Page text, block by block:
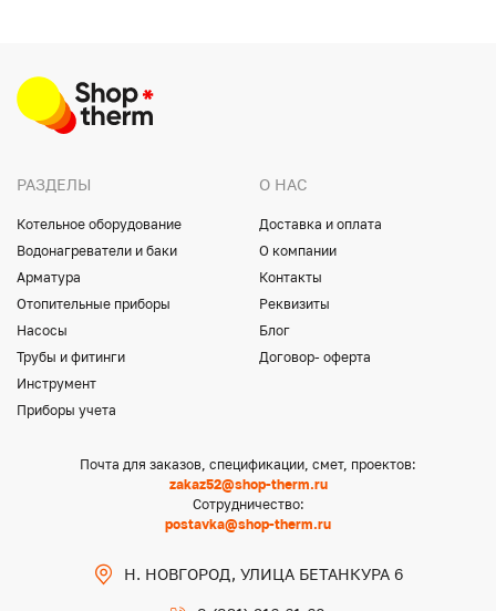
РАЗДЕЛЫ
Котельное оборудование
Водонагреватели и баки
Арматура
Отопительные приборы
Насосы
Трубы и фитинги
Инструмент
Приборы учета
О НАС
Доставка и оплата
О компании
Контакты
Реквизиты
Блог
Договор- оферта
Почта для заказов, спецификации, смет, проектов:
zakaz52@shop-therm.ru
Сотрудничество:
postavka@shop-therm.ru
Н. НОВГОРОД, УЛИЦА БЕТАНКУРА 6